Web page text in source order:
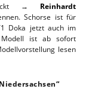
→ Reinhardt
Schorse ist für
Doka jetzt auch im
Modell ist ab sofort
lesen